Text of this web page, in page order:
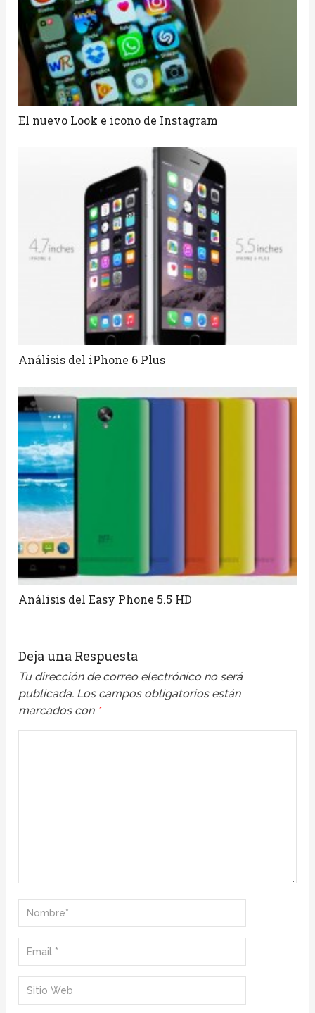
El nuevo Look e icono de Instagram
Análisis del iPhone 6 Plus
Análisis del Easy Phone 5.5 HD
Deja una Respuesta
Tu dirección de correo electrónico no será
publicada. Los campos obligatorios están
marcados con *